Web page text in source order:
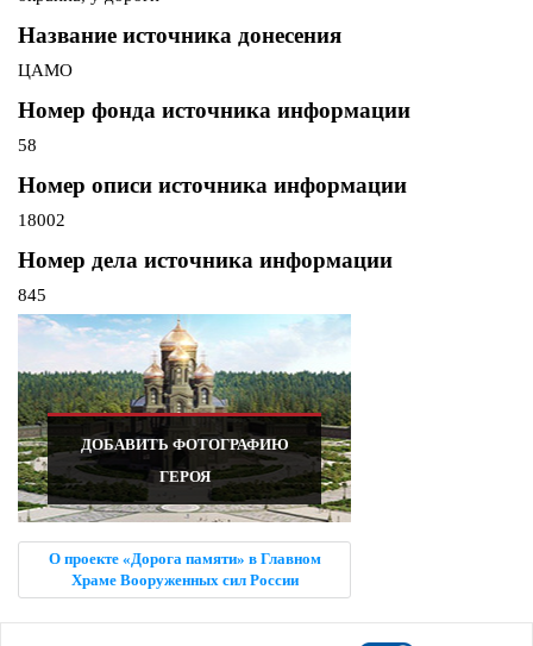
Название источника донесения
ЦАМО
Номер фонда источника информации
58
Номер описи источника информации
18002
Номер дела источника информации
845
ДОБАВИТЬ ФОТОГРАФИЮ
ГЕРОЯ
О проекте «Дорога памяти» в Главном
Храме Вооруженных сил России